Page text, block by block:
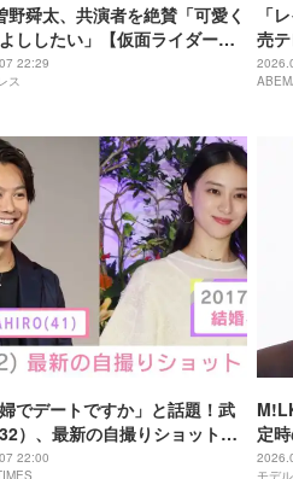
野舜太、共演者を絶賛「可愛く
ししたい」【仮面ライダーゼ
ならのミッション】
22:29
ス
「
売
結
びっ
婦でデートですか」と話題！武
）、最新の自撮りショット公
22:00
定
屋
モデ